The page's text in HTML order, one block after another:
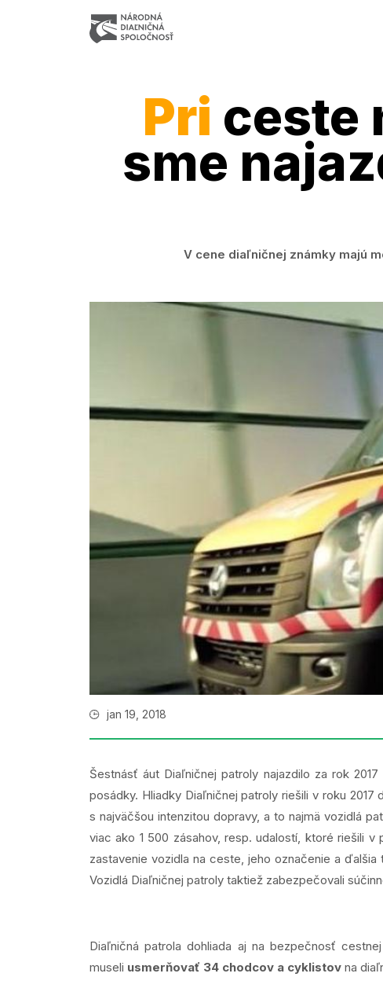
Pri ceste
sme
V cene diaľničnej známky majú
jan 19, 2018
Šestnásť áut Diaľničnej patroly najazdilo za rok 2017
posádky. Hliadky Diaľničnej patroly riešili v roku 2017
s najväčšou intenzitou dopravy, a to najmä vozidlá
viac ako 1 500 zásahov, resp. udalostí, ktoré riešili
zastavenie vozidla na ceste, jeho označenie a
Vozidlá Diaľničnej patroly taktiež zabezpečovali
Diaľničná patrola dohliada aj na bezpečnosť
museli usmerňovať 34 chodcov a cyklistov na